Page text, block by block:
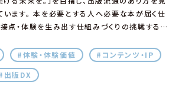
ます。 本を必要とする人へ必要な本が届く仕
点・体験を生み出す仕組みづくりの挑戦するた
クトのオーナーであり、DNPが市谷で営む本
務める筆者が、自身の原体験やDNPの出版営業
て、これからの出版流通に必要なことを考えま
#体験・体験価値
#コンテンツ・IP
出版DX